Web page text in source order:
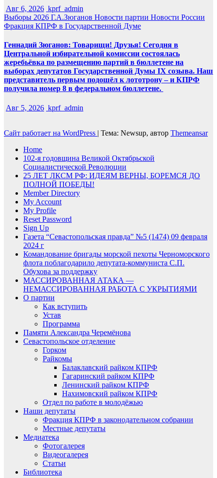
Авг 6, 2026 kprf_admin
Выборы 2026 Г.А.Зюганов Новости партии Новости России
Фракция КПРФ в Государственной Думе
Геннадий Зюганов: Товарищи! Друзья! Сегодня в
Центральной избирательной комиссии состоялась
жеребьёвка по размещению партий в бюллетене на
выборах депутатов Государственной Думы IX созыва. Наш
представитель первым подошёл к лототрону – и КПРФ
получила номер 8 в федеральном бюллетене.
Авг 5, 2026 kprf_admin
Сайт работает на WordPress | Тема: Newsup, автор Themeansar
Home
102-я годовщина Великой Октябрьской
Социалистической Революции
25 ЛЕТ ЛКСМ РФ: ИДЕЯМ ВЕРНЫ, БОРЕМСЯ ДО
ПОЛНОЙ ПОБЕДЫ!
Member Directory
My Account
My Profile
Reset Password
Sign Up
Газета “Севастопольская правда” №5 (1474) 09 февраля
2024 г
Командование бригады морской пехоты Черноморского
флота поблагодарило депутата-коммуниста С.П.
Обухова за поддержку
МАССИРОВАННАЯ АТАКА —
НЕМАССИРОВАННАЯ РАБОТА С УКРЫТИЯМИ
О партии
Как вступить
Устав
Программа
Памяти Александра Черемёнова
Севастопольское отделение
Горком
Райкомы
Балаклавский райком КПРФ
Гагаринский райком КПРФ
Ленинский райком КПРФ
Нахимовский райком КПРФ
Отдел по работе в молодёжью
Наши депутаты
Фракция КПРФ в законодательном собрании
Местные депутаты
Медиатека
Фотогалерея
Видеогалерея
Статьи
Библиотека